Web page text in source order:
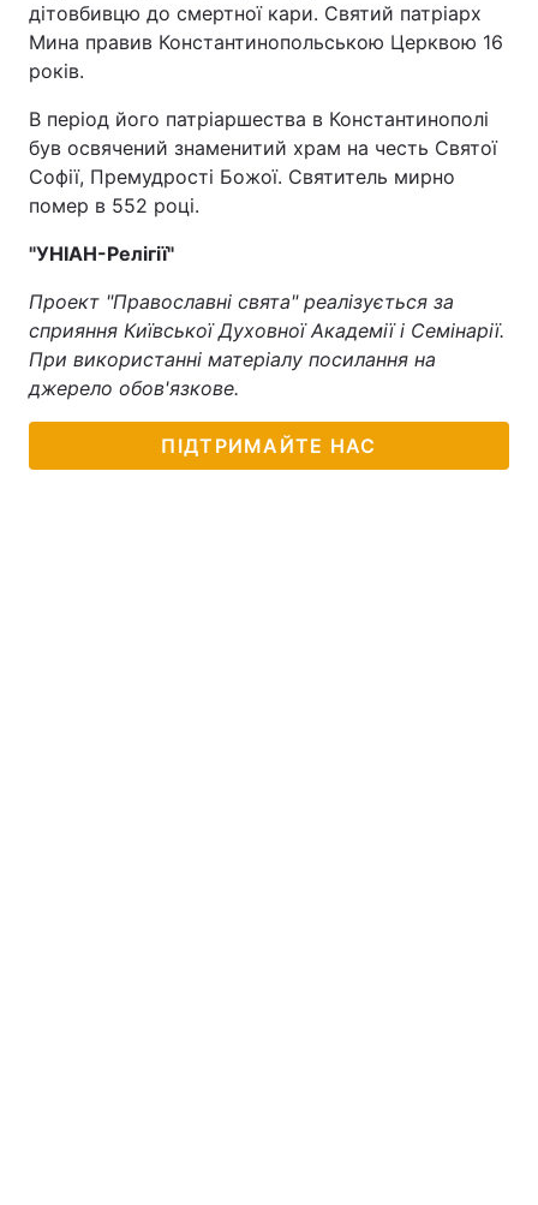
Тема оформлення
дітовбивцю до смертної кари. Святий патріарх
Мина правив Константинопольською Церквою 16
років.
В період його патріаршества в Константинополі
був освячений знаменитий храм на честь Святої
Софії, Премудрості Божої. Святитель мирно
помер в 552 році.
"УНІАН-Релігії"
Проект "Православні свята" реалізується за
сприяння Київської Духовної Академії і Семінарії.
При використанні матеріалу посилання на
джерело обов'язкове.
ПІДТРИМАЙТЕ НАС